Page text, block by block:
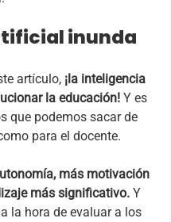
inunda
artículo, ¡la inteligencia
la educación! Y es
que podemos sacar de
para el docente.
más motivación
más significativo. Y
la hora de evaluar a los